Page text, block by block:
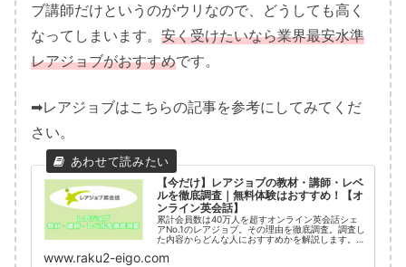
ブ講師だけというのがウリなので、どうしても高く
なってしまいます。 安く受けたいなら業界最安水準
レアジョブがおすすめです。
➡レアジョブはこちらの記事を参考にしてみてくだ
さい。
【今だけ】レアジョブの教材・講師・レベ
ルを徹底調査｜無料体験はおすすめ！【オ
ンライン英会話】
累計会員数は40万人を超すオンライン英会話シェ
アNo.1のレアジョブ。その理由を徹底調査。調査し
た内容からどんな人におすすめかを解説します。レ
www.raku2-eigo.com